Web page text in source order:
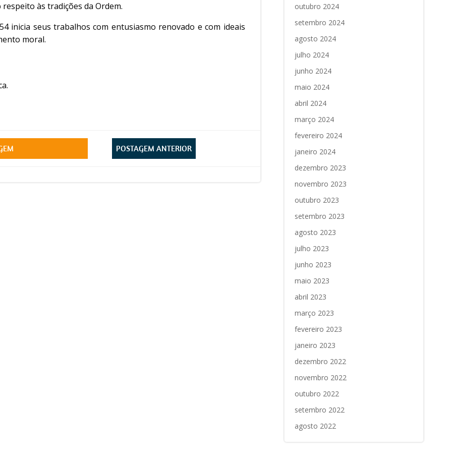
às tradições da Ordem.
inicia seus trabalhos com entusiasmo renovado e com ideais
moral.
Post
POSTAGEM ANTERIOR
outubro 2024
setembro 2024
agosto 2024
julho 2024
junho 2024
maio 2024
abril 2024
março 2024
fevereiro 2024
janeiro 2024
dezembro 2023
novembro 2023
outubro 2023
setembro 2023
agosto 2023
julho 2023
junho 2023
maio 2023
abril 2023
março 2023
fevereiro 2023
janeiro 2023
dezembro 2022
novembro 2022
outubro 2022
setembro 2022
agosto 2022